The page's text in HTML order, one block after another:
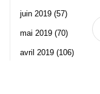
juin 2019 (57)
mai 2019 (70)
avril 2019 (106)